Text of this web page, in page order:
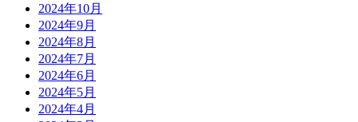
2024年10月
2024年9月
2024年8月
2024年7月
2024年6月
2024年5月
2024年4月